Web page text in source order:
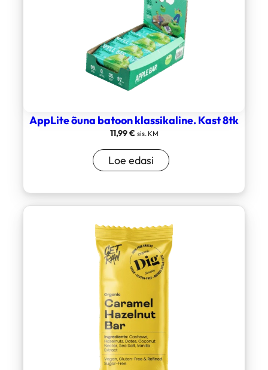
AppLite õuna batoon klassikaline. Kast 8tk
11,99€ sis. KM
Loe edasi